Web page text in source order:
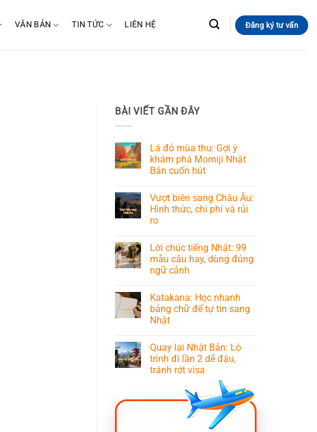
VĂN BẢN TIN TỨC LIÊN HỆ Đăng ký tư vấn
BÀI VIẾT GẦN ĐÂY
Lá đỏ mùa thu: Gợi ý
khám phá Momiji Nhật
Bản cuốn hút
Vượt biên sang Châu Âu:
Hình thức, chi phí và rủi
ro
Lời chúc tiếng Nhật: 99
mẫu câu hay, dùng đúng
ngữ cảnh
Katakana: Học nhanh
bảng chữ để tự tin sang
Nhật
Quay lại Nhật Bản: Lộ
trình đi lần 2 dễ đậu,
tránh rớt visa